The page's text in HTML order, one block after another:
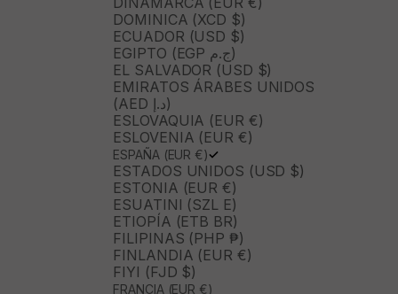
DOMINICA (XCD $)
ECUADOR (USD $)
EGIPTO (EGP ج.م)
EL SALVADOR (USD $)
EMIRATOS ÁRABES UNIDOS
(AED د.إ)
ESLOVAQUIA (EUR €)
ESLOVENIA (EUR €)
ESPAÑA (EUR €)
ESTADOS UNIDOS (USD $)
ESTONIA (EUR €)
ESUATINI (SZL E)
ETIOPÍA (ETB BR)
FILIPINAS (PHP ₱)
FINLANDIA (EUR €)
FIYI (FJD $)
FRANCIA (EUR €)